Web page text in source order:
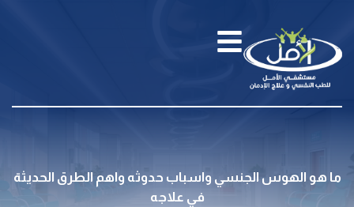
ما هو الهوس الجنسي واسباب حدوثه واهم الطرق الحديثة
في علاجه